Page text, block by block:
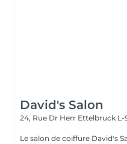
David's Salon
24, Rue Dr Herr Ettelbruck L-
Le salon de coiffure David's